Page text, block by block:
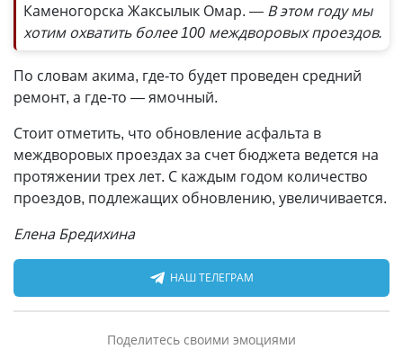
Каменогорска Жаксылык Омар. — В этом году мы
хотим охватить более 100 междворовых проездов.
По словам акима, где-то будет проведен средний
ремонт, а где-то — ямочный.
Стоит отметить, что обновление асфальта в
междворовых проездах за счет бюджета ведется на
протяжении трех лет. С каждым годом количество
проездов, подлежащих обновлению, увеличивается.
Елена Бредихина
НАШ ТЕЛЕГРАМ
Поделитесь своими эмоциями